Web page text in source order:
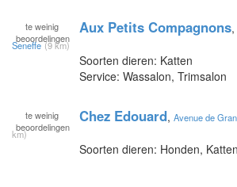
te weinig
beoordelingen
Aux Petits Compagnons,
Seneffe (9 km)
Soorten dieren: Katten
Service: Wassalon, Trimsalon
te weinig
beoordelingen
Chez Edouard, Avenue de
km)
Soorten dieren: Honden, Katten